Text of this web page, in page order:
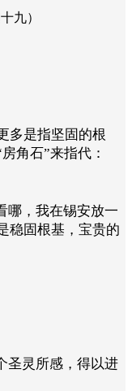
多是指坚固的根
角石”来指代：
哪，我在锡安放一
稳固根基，宝贵的
圣灵所感，得以进